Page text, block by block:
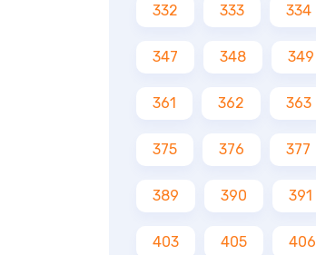
332 333 334
347 348 349
361 362 363
375 376 377
389 390 391
403 405 406